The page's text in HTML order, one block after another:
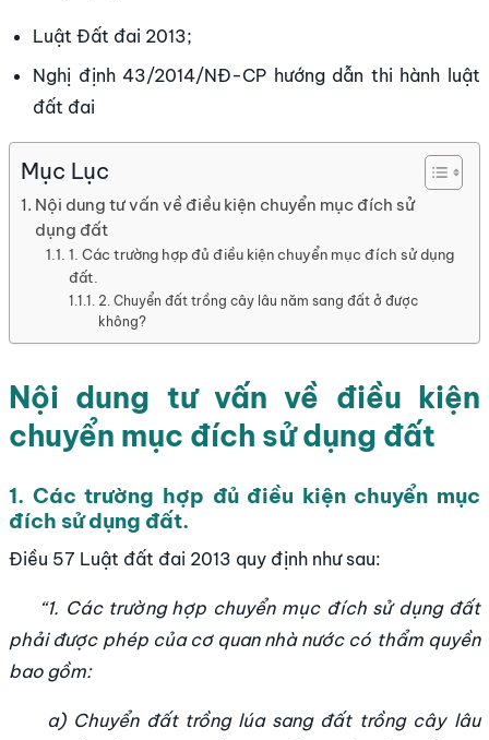
Luật Đất đai 2013;
Nghị định 43/2014/NĐ-CP hướng dẫn thi hành luật
đất đai
Mục Lục
Nội dung tư vấn về điều kiện chuyển mục đích sử
dụng đất
1. Các trường hợp đủ điều kiện chuyển mục đích sử dụng
đất.
2. Chuyển đất trồng cây lâu năm sang đất ở được
không?
Nội dung tư vấn về điều kiện
chuyển mục đích sử dụng đất
1. Các trường hợp đủ điều kiện chuyển mục
đích sử dụng đất.
Điều 57 Luật đất đai 2013 quy định như sau:
“1. Các trường hợp chuyển mục đích sử dụng đất
phải được phép của cơ quan nhà nước có thẩm quyền
bao gồm:
a) Chuyển đất trồng lúa sang đất trồng cây lâu